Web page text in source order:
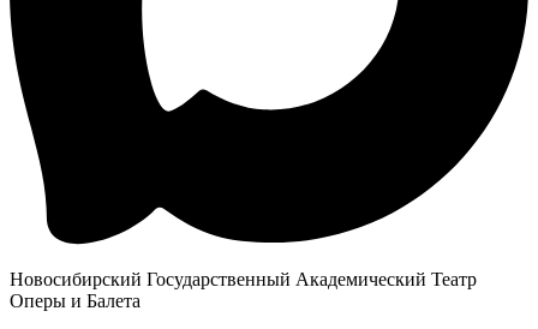
Новосибирский Государственный Академический Театр
Оперы и Балета